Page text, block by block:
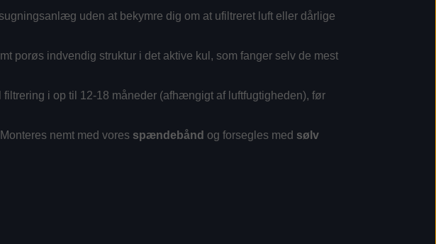
uden at bekymre dig om at ufiltreret luft eller dårlige
porøs indvendig struktur i det aktive kul, som fanger selv de mest
i op til 12-18 måneder (afhængigt af luftfugtigheden), før
nemt med vores spændebånd og forsegles med sølv